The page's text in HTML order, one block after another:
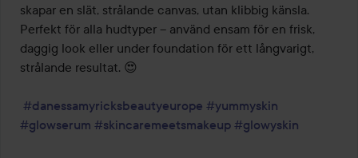
skapar en slät, strålande canvas, utan klibbig känsla.
Perfekt för alla hudtyper – använd ensam för en frisk,
daggig look eller under foundation för ett långvarigt,
strålande resultat. 😍
#danessamyricksbeautyeurope #yummyskin
#glowserum #skincaremeetsmakeup #glowyskin